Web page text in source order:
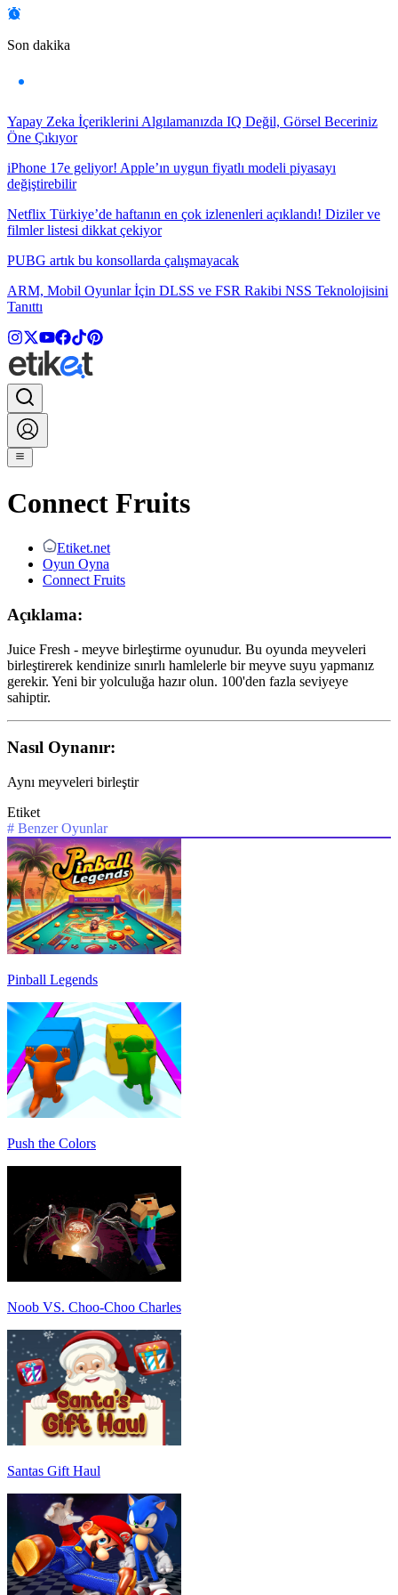
Son dakika
Yapay Zeka İçeriklerini Algılamanızda IQ Değil, Görsel Beceriniz
Öne Çıkıyor
iPhone 17e geliyor! Apple’ın uygun fiyatlı modeli piyasayı
değiştirebilir
Netflix Türkiye’de haftanın en çok izlenenleri açıklandı! Diziler ve
filmler listesi dikkat çekiyor
PUBG artık bu konsollarda çalışmayacak
ARM, Mobil Oyunlar İçin DLSS ve FSR Rakibi NSS Teknolojisini
Tanıttı
Connect Fruits
Etiket.net
Oyun Oyna
Connect Fruits
Açıklama:
Juice Fresh - meyve birleştirme oyunudur. Bu oyunda meyveleri
birleştirerek kendinize sınırlı hamlelerle bir meyve suyu yapmanız
gerekir. Yeni bir yolculuğa hazır olun. 100'den fazla seviyeye
sahiptir.
Nasıl Oynanır:
Aynı meyveleri birleştir
Etiket
# Benzer Oyunlar
Pinball Legends
Push the Colors
Noob VS. Choo-Choo Charles
Santas Gift Haul